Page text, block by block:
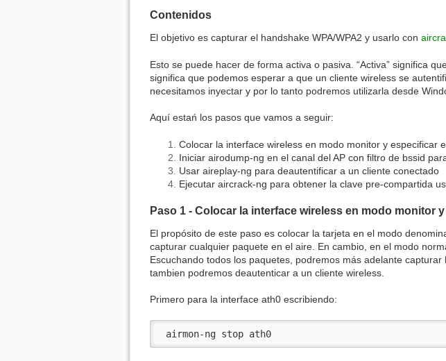
Contenidos
El objetivo es capturar el handshake WPA/WPA2 y usarlo con
Esto se puede hacer de forma activa o pasiva. “Activa” significa
significa que podemos esperar a que un cliente wireless se
necesitamos inyectar y por lo tanto podremos utilizarla desde
Aquí estań los pasos que vamos a seguir:
Colocar la interface wireless en modo monitor y especificar
Iniciar airodump-ng en el canal del AP con filtro de bssid
Usar aireplay-ng para deautentificar a un cliente conectado
Ejecutar aircrack-ng para obtener la clave pre-compartida
Paso 1 - Colocar la interface wireless en modo monitor
El propósito de este paso es colocar la tarjeta en el modo
capturar cualquier paquete en el aire. En cambio, en el modo
Escuchando todos los paquetes, podremos más adelante
tambien podremos deautenticar a un cliente wireless.
Primero para la interface ath0 escribiendo:
airmon-ng stop ath0